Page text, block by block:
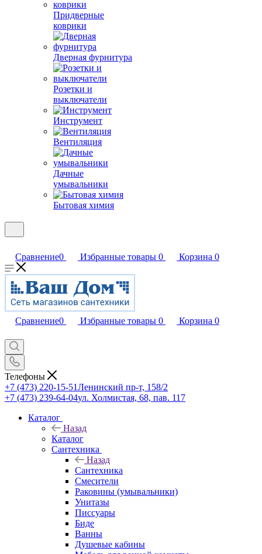
Придверные
коврики
Дверная фурнитура
Розетки и
выключатели
Инструмент
Вентиляция
Дачные
умывальники
Бытовая химия
Сравнение0 Избранные товары 0 Корзина 0
Сравнение0 Избранные товары 0 Корзина 0
Телефоны
+7 (473) 220-15-51Ленинский пр-т, 158/2
+7 (473) 239-64-04ул. Холмистая, 68, пав. 117
Каталог
Назад
Каталог
Сантехника
Назад
Сантехника
Смесители
Раковины (умывальники)
Унитазы
Писсуары
Биде
Ванны
Душевые кабины